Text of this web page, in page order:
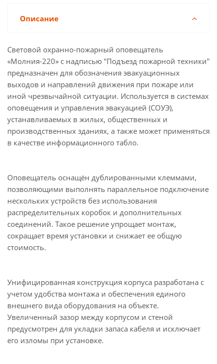
Описание
Световой охранно-пожарный оповещатель
«Молния-220» с надписью "Подъезд пожарной техники"
предназначен для обозначения эвакуационных
выходов и направлений движения при пожаре или
иной чрезвычайной ситуации. Используется в системах
оповещения и управления эвакуацией (СОУЭ),
устанавливаемых в жилых, общественных и
производственных зданиях, а также может применяться
в качестве информационного табло.
Оповещатель оснащён дублированными клеммами,
позволяющими выполнять параллельное подключение
нескольких устройств без использования
распределительных коробок и дополнительных
соединений. Такое решение упрощает монтаж,
сокращает время установки и снижает ее общую
стоимость.
Унифицированная конструкция корпуса разработана с
учетом удобства монтажа и обеспечения единого
внешнего вида оборудования на объекте.
Увеличенный зазор между корпусом и стеной
предусмотрен для укладки запаса кабеля и исключает
его изломы при установке.